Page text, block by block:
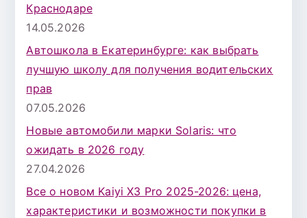
Краснодаре
14.05.2026
Автошкола в Екатеринбурге: как выбрать
лучшую школу для получения водительских
прав
07.05.2026
Новые автомобили марки Solaris: что
ожидать в 2026 году
27.04.2026
Все о новом Kaiyi X3 Pro 2025-2026: цена,
характеристики и возможности покупки в